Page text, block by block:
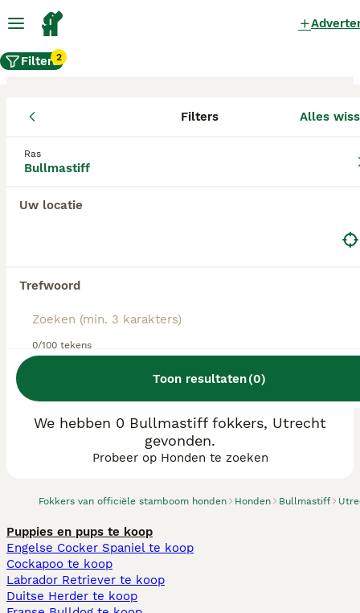
Filters2
Filters Alles
Ras
Bullmastiff
Uw locatie
Trefwoord
0/100 tekens
Toon resultaten(0)
Fokkers van officiële stamboom honden Honden Bullmastiff
Bullmastiff Fokkers in deze lijst hebben een
Beheer bij ons aangeleverd, en fokken pups met
We hebben 0 Bullmastiff fokkers, Utrecht
gevonden.
Probeer op Honden te zoeken
Puppies en pups te koop
Engelse Cocker Spaniel te koop
Cockapoo te koop
Labrador Retriever te koop
Duitse Herder te koop